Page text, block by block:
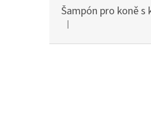
Hodnocení produktu je 5
|